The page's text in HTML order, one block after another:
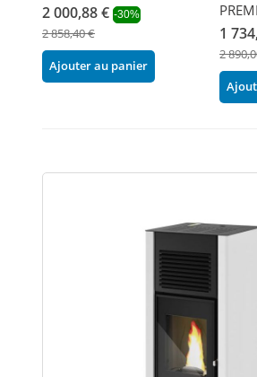
2 000,88 € -30%
2 858,40 €
Ajouter au panier
1
2